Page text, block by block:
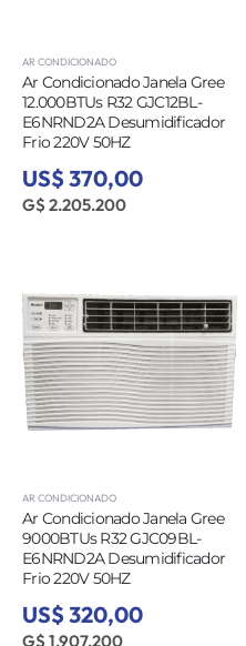
AR CONDICIONADO
Ar Condicionado Janela Gree
12.000BTUs R32 GJC12BL-
E6NRND2A Desumidificador
Frio 220V 50HZ
US$ 370,00
G$ 2.205.200
AR CONDICIONADO
Ar Condicionado Janela Gree
9000BTUs R32 GJC09BL-
E6NRND2A Desumidificador
Frio 220V 50HZ
US$ 320,00
G$ 1.907.200